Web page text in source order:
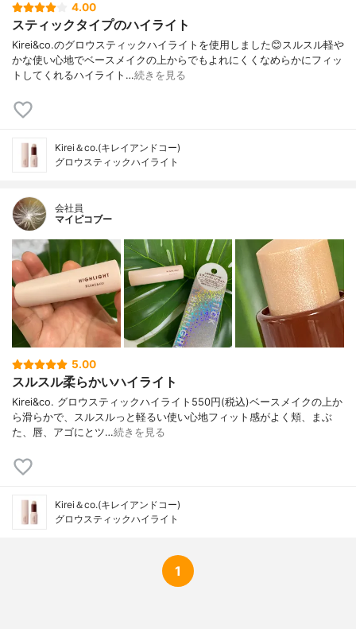
4.00
スティックタイプのハイライト
Kirei&co.のグロウスティックハイライトを使用しました😊スルスル軽や
かな使い心地でベースメイクの上からでもよれにくくなめらかにフィッ
トしてくれるハイライト…続きを見る
Kirei＆co.(キレイアンドコー)
グロウスティックハイライト
会社員
マイピコブー
5.00
スルスル柔らかいハイライト
Kirei&co. グロウスティックハイライト550円(税込)ベースメイクの上か
ら滑らかで、スルスルっと軽るい使い心地フィット感がよく頬、まぶ
た、唇、アゴにとツ…続きを見る
Kirei＆co.(キレイアンドコー)
グロウスティックハイライト
1